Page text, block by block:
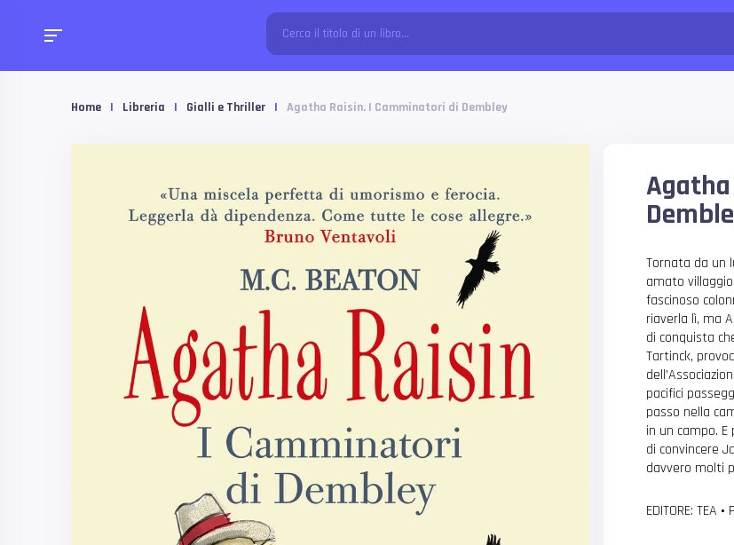
Home | Libreria | Gialli e Thriller | Agatha Raisin. I Camminatori di Dembley
Tornata da un
amato
fascinoso
riaverla lì, ma
di conquista
Tartinck,
pacifici
passo nella
in un campo.
di convincere
davvero molti
EDITORE: TEA •